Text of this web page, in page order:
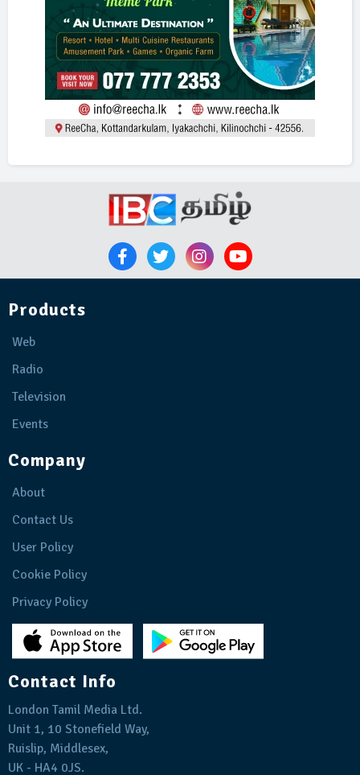
Products
Web
Radio
Television
Events
Company
About
Contact Us
User Policy
Cookie Policy
Privacy Policy
Contact Info
London Tamil Media Ltd.
Unit 1, 10 Stonefield Way,
Ruislip, Middlesex,
UK - HA4 0JS.